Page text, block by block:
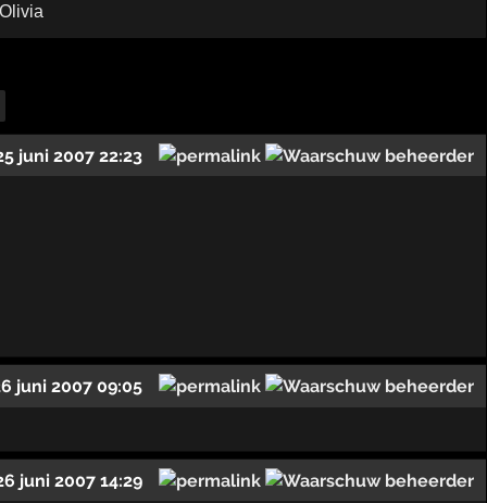
Olivia
juni 2007 22:23
juni 2007 09:05
juni 2007 14:29